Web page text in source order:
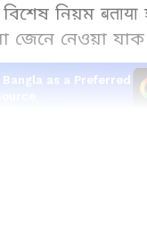
নিয়ম
জেনে নেওয়া
as a Preferred